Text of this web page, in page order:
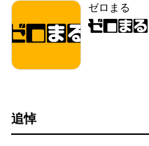
ゼロまる
追悼